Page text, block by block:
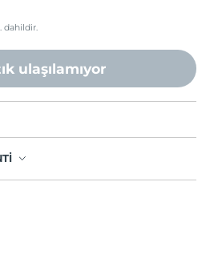
dahildir.
ulaşılamıyor
ilgili herhangi bir
merkez ofis adresimize